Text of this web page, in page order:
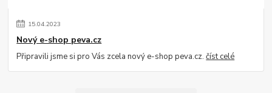
15.04.2023
Nový e-shop peva.cz
Připravili jsme si pro Vás zcela nový e-shop peva.cz.číst celé